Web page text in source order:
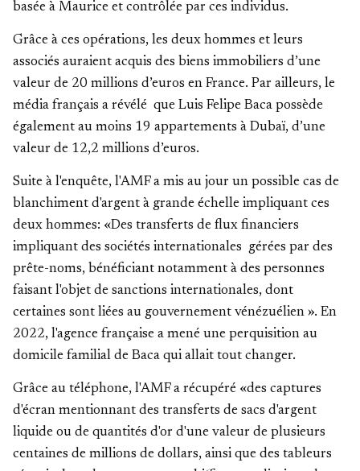
basée à Maurice et contrôlée par ces individus.
Grâce à ces opérations, les deux hommes et leurs
associés auraient acquis des biens immobiliers d’une
valeur de 20 millions d’euros en France. Par ailleurs, le
média français a révélé que Luis Felipe Baca possède
également au moins 19 appartements à Dubaï, d’une
valeur de 12,2 millions d’euros.
Suite à l'enquête, l'AMF a mis au jour un possible cas de
blanchiment d'argent à grande échelle impliquant ces
deux hommes: «Des transferts de flux financiers
impliquant des sociétés internationales gérées par des
prête-noms, bénéficiant notamment à des personnes
faisant l'objet de sanctions internationales, dont
certaines sont liées au gouvernement vénézuélien ». En
2022, l'agence française a mené une perquisition au
domicile familial de Baca qui allait tout changer.
Grâce au téléphone, l'AMF a récupéré «des captures
d'écran mentionnant des transferts de sacs d'argent
liquide ou de quantités d'or d'une valeur de plusieurs
centaines de millions de dollars, ainsi que des tableurs